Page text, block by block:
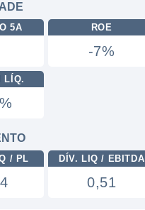
5A ROE
-7%
LÍQ.
/ PL DÍV. LIQ / EBITDA
0,51